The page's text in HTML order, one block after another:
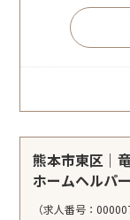
熊本市東区｜
ホームヘルパ
（求人番号：